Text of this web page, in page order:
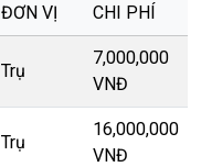
ĐƠN VỊ CHI PHÍ
Trụ
7,000,000
VNĐ
Trụ
16,000,000
VNĐ